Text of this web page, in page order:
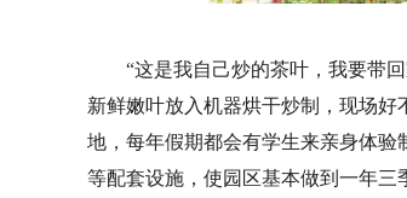
“这是我自己炒的茶叶，我要带
新鲜嫩叶放入机器烘干炒制，现场
地，每年假期都会有学生来亲身体
等配套设施，使园区基本做到一年三